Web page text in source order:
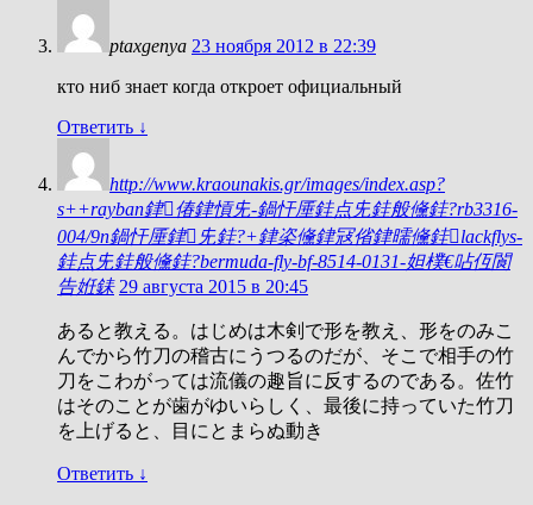
ptaxgenya 23 ноября 2012 в 22:39
кто ниб знает когда откроет официальный
Ответить ↓
http://www.kraounakis.gr/images/index.asp?
s++rayban銉偆銉愩兂-鍋忓厜銈点兂銈般儵銈?rb3316-
004/9n鍋忓厜銉兂銈?+銉栥儵銉冦偗銉曘儵銈lackflys-
銈点兂銈般儵銈?bermuda-fly-bf-8514-0131-妲樸€呫仾閬
告姙銇 29 августа 2015 в 20:45
あると教える。はじめは木剣で形を教え、形をのみこ
んでから竹刀の稽古にうつるのだが、そこで相手の竹
刀をこわがっては流儀の趣旨に反するのである。佐竹
はそのことが歯がゆいらしく、最後に持っていた竹刀
を上げると、目にとまらぬ動き
Ответить ↓